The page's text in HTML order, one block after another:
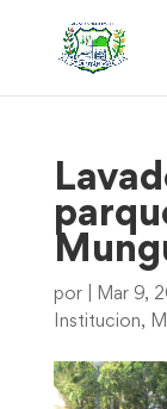
por Mar 9,
Institucion,